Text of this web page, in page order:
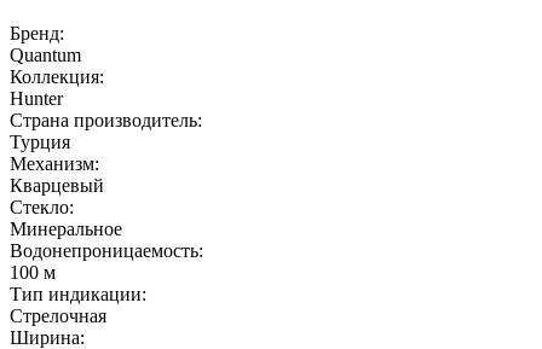
Бренд:
Quantum
Коллекция:
Hunter
Страна производитель:
Турция
Механизм:
Кварцевый
Стекло:
Минеральное
Водонепроницаемость:
100 м
Тип индикации:
Стрелочная
Ширина: